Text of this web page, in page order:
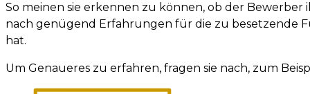
So meinen sie erkennen zu können, ob der Bewerber
nach genügend Erfahrungen für die zu besetzende
hat.
Um Genaueres zu erfahren, fragen sie nach, zum